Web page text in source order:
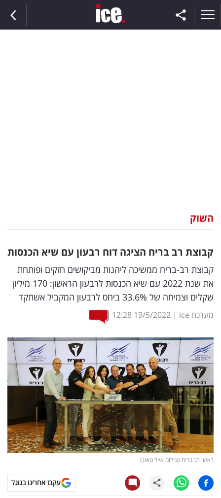
וצרכנות
דיגיטל
וטק
שיווק
ופרסום
משפט
מדדים
ומחקרים
דעות
רכילות
עסקית
קריפטו
ויראלי
השוק
קבוצת רב בריח הציגה דוח רבעון עם שיא הכנסות
קבוצת רב-בריח ממשיכה ליהנות מביקושים חזקים ופותחת
את שנת 2022 עם שיא הכנסות לרבעון הראשון: 170 מיליון
שקלים וצמיחה של 33.6% ביחס לרבעון המקביל אשתקד
מערכת ice |
19/5/2022
12:28
ראשי רב בריח (צילום אייל טואג)
עקבו אחרינו בגוגל